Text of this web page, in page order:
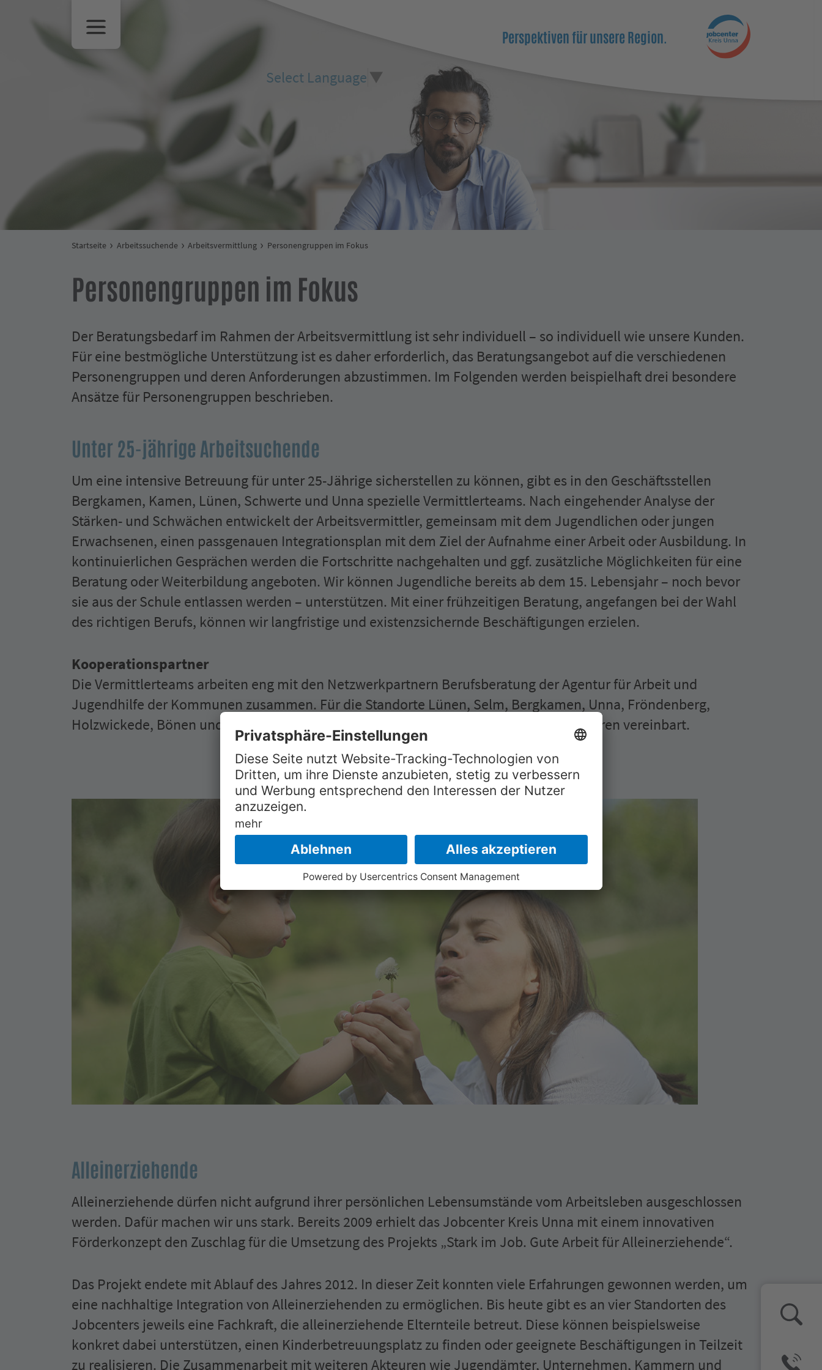
Select Language▼
Perspektiven für unsere Region.
Startseite Arbeitssuchende Arbeitsvermittlung Personengruppen im Fokus
Personengruppen im Fokus
Der Beratungsbedarf im Rahmen der Arbeitsvermittlung ist sehr individuell – so individuell wie unsere Kunden.
Für eine bestmögliche Unterstützung ist es daher erforderlich, das Beratungs­angebot auf die verschiedenen
Personen­gruppen und deren Anforderungen abzustimmen. Im Folgenden werden beispielhaft drei besondere
Ansätze für Personen­gruppen beschrieben.
Unter 25-jährige Arbeitsuchende
Um eine intensive Betreuung für unter 25-Jährige sicherstellen zu können, gibt es in den Geschäfts­stellen
Bergkamen, Kamen, Lünen, Schwerte und Unna spezielle Vermittler­teams. Nach eingehender Analyse der
Stärken- und Schwächen entwickelt der Arbeits­vermittler, gemeinsam mit dem Jugendlichen oder jungen
Erwachsenen, einen passgenauen Integrationsplan mit dem Ziel der Aufnahme einer Arbeit oder Ausbildung. In
kontinuier­lichen Gesprächen werden die Fortschritte nachgehalten und ggf. zusätzliche Möglich­keiten für eine
Beratung oder Weiterbildung angeboten. Wir können Jugendliche bereits ab dem 15. Lebensjahr – noch bevor
sie aus der Schule entlassen werden – unterstützen. Mit einer frühzeitigen Beratung, angefangen bei der Wahl
des richtigen Berufs, können wir langfristige und existenz­sichernde Beschäftigungen erzielen.
Kooperationspartner
Die Vermittlerteams arbeiten eng mit den Netzwerk­partnern Berufs­beratung der Agentur für Arbeit und
Jugendhilfe der Kommunen zusammen. Für die Standorte Lünen, Selm, Bergkamen, Unna, Fröndenberg,
Holzwickede, Bönen und Schwerte wurde die Zusammenarbeit in Jugend­berufs­agenturen vereinbart.
Alleinerziehende
Alleinerziehende dürfen nicht aufgrund ihrer persönlichen Lebensumstände vom Arbeitsleben ausgeschlossen
werden. Dafür machen wir uns stark. Bereits 2009 erhielt das Jobcenter Kreis Unna mit einem innovativen
Förderkonzept den Zuschlag für die Umsetzung des Projekts „Stark im Job. Gute Arbeit für Alleinerziehende“.
Das Projekt endete mit Ablauf des Jahres 2012. In dieser Zeit konnten viele Erfahrungen gewonnen werden, um
eine nachhaltige Integration von Alleinerziehenden zu ermöglichen. Bis heute gibt es an vier Standorten des
Jobcenters jeweils eine Fachkraft, die alleinerziehende Elternteile betreut. Diese können beispielsweise
konkret dabei unterstützen, einen Kinderbetreuungsplatz zu finden oder geeignete Beschäftigungen in Teilzeit
zu realisieren. Die Zusammenarbeit mit weiteren Akteuren wie Jugendämter, Unternehmen, Kammern und